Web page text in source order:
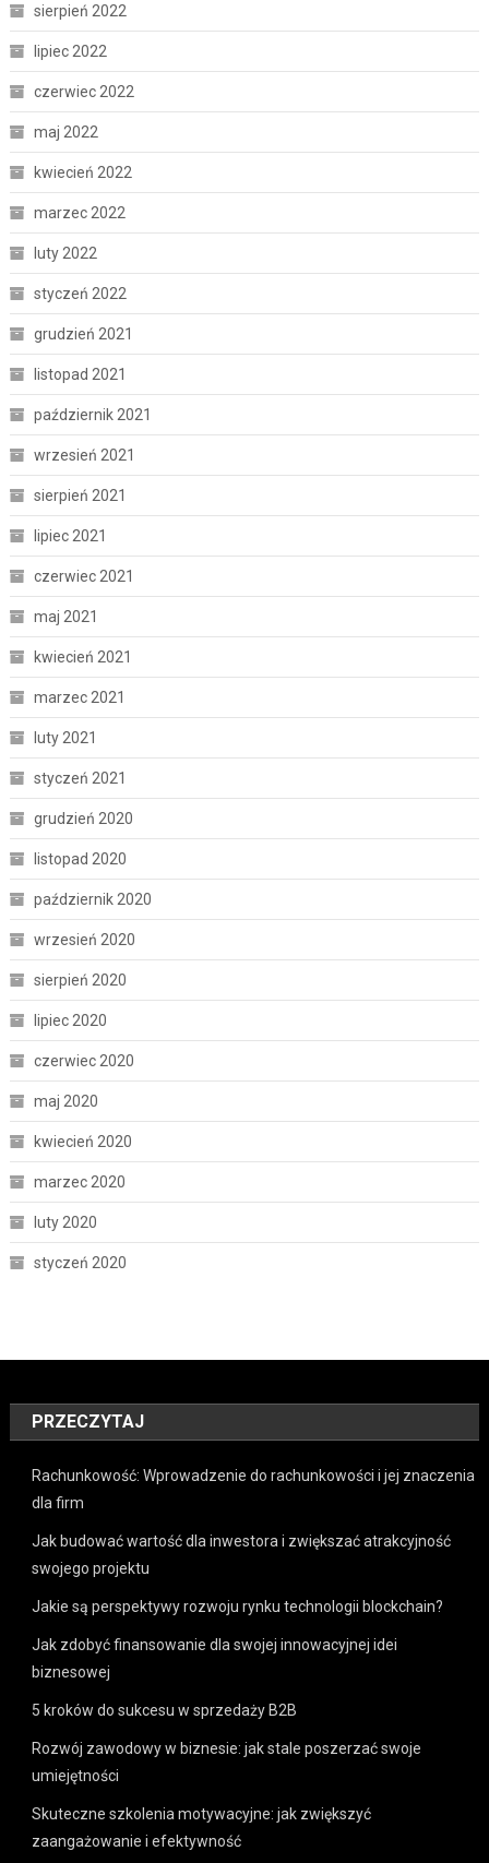
sierpień 2022
lipiec 2022
czerwiec 2022
maj 2022
kwiecień 2022
marzec 2022
luty 2022
styczeń 2022
grudzień 2021
listopad 2021
październik 2021
wrzesień 2021
sierpień 2021
lipiec 2021
czerwiec 2021
maj 2021
kwiecień 2021
marzec 2021
luty 2021
styczeń 2021
grudzień 2020
listopad 2020
październik 2020
wrzesień 2020
sierpień 2020
lipiec 2020
czerwiec 2020
maj 2020
kwiecień 2020
marzec 2020
luty 2020
styczeń 2020
PRZECZYTAJ
Rachunkowość: Wprowadzenie do rachunkowości i jej znaczenia
dla firm
Jak budować wartość dla inwestora i zwiększać atrakcyjność
swojego projektu
Jakie są perspektywy rozwoju rynku technologii blockchain?
Jak zdobyć finansowanie dla swojej innowacyjnej idei
biznesowej
5 kroków do sukcesu w sprzedaży B2B
Rozwój zawodowy w biznesie: jak stale poszerzać swoje
umiejętności
Skuteczne szkolenia motywacyjne: jak zwiększyć
zaangażowanie i efektywność